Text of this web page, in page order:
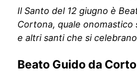
Il Santo del 12 giugno è
Cortona, quale onomastico
e altri santi che si
Beato Guido da